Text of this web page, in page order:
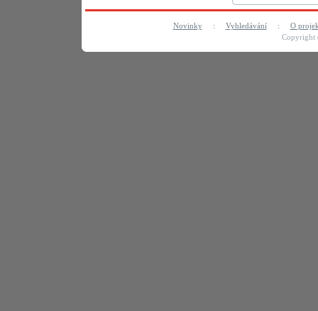
Novinky: Vyhledávání: O
Copyright